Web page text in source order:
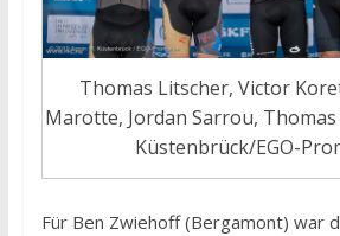
Thomas Litscher, Victor
Marotte, Jordan Sarrou,
Küstenbrück/EGO-
Für Ben Zwiehoff (Bergamont) war